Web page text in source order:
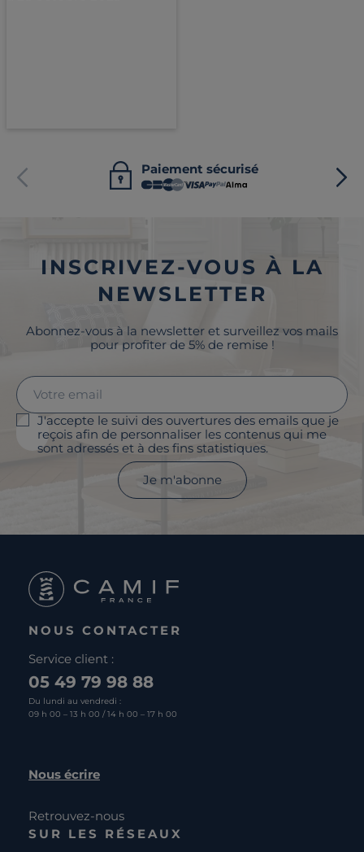
Paiement sécurisé
INSCRIVEZ-VOUS À LA
NEWSLETTER
Abonnez-vous à la newsletter et surveillez vos mails
pour profiter de 5% de remise !
J'accepte le suivi des ouvertures des emails que je
reçois afin de personnaliser les contenus qui me
sont adressés et à des fins statistiques.
Je m'abonne
NOUS CONTACTER
Service client :
05 49 79 98 88
Du lundi au vendredi :
09 h 00 – 13 h 00 / 14 h 00 – 17 h 00
Nous écrire
Retrouvez-nous
SUR LES RÉSEAUX